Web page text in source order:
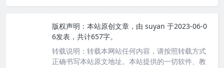
版权声明： 本站原创文章，由 suyan 于2023-06-0
6发表，共计657字。
转载说明： 转载本网站任何内容，请按照转载方式
正确书写本站原文地址。本站提供的一切软件、教